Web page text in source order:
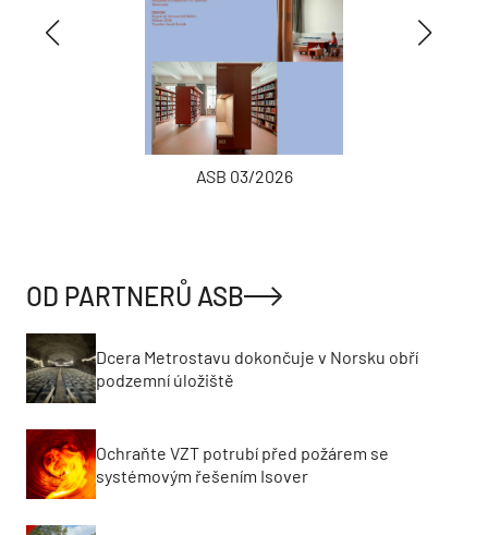
ASB 03/2026
OD PARTNERŮ ASB
Dcera Metrostavu dokončuje v Norsku obří
podzemní úložiště
Ochraňte VZT potrubí před požárem se
systémovým řešením Isover